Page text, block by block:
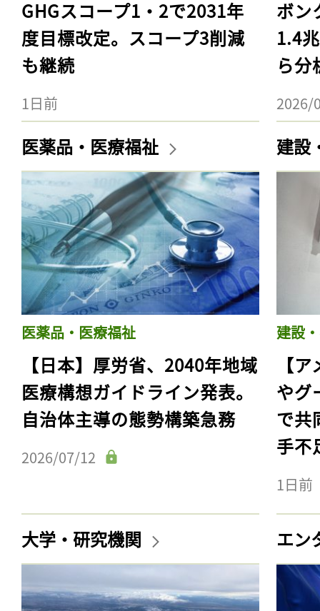
GHGスコープ1・2で2031年
度目標改定。スコープ3削減
も継続
1日前
ボン
1.4
ら分
2026/
医薬品・医療福祉
医薬品・医療福祉
【日本】厚労省、2040年地域
医療構想ガイドライン発表。
自治体主導の態勢構築急務
2026/07/12
建設
建設
【
やグ
で共
手不
1日前
大学・研究機関 エン